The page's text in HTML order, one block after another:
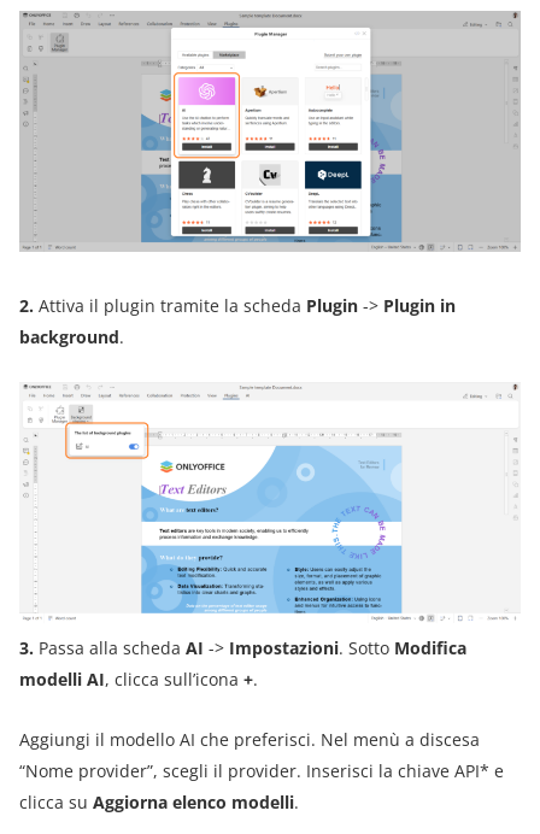
2. Attiva il plugin tramite la scheda Plugin -> Plugin in
background.
3. Passa alla scheda AI -> Impostazioni. Sotto Modifica
modelli AI, clicca sull’icona +.
Aggiungi il modello AI che preferisci. Nel menù a discesa
“Nome provider”, scegli il provider. Inserisci la chiave API* e
clicca su Aggiorna elenco modelli.